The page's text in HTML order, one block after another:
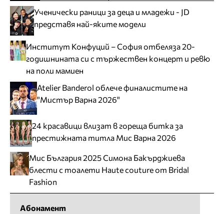
Ученически раници за деца и младежи - JD
представя най-яките модели
Институт Конфуций – София отбеляза 20-
годишнината си с тържествен концерт и ревю
на поли мамиен
Atelier Banderol облече финалистите на
"Мистър Варна 2026"
24 красавици влизат в гореща битка за
престижната титла Мис Варна 2026
Мис България 2025 Симона Бакърджиева
блести с тоалети Haute couture от Bridal
Fashion
Абонамент